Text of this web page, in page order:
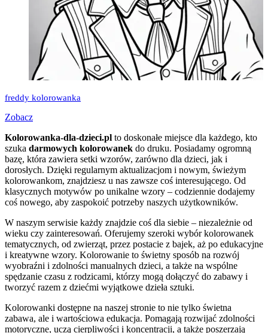
freddy kolorowanka
Zobacz
Kolorowanka-dla-dzieci.pl to doskonałe miejsce dla każdego, kto
szuka darmowych kolorowanek do druku. Posiadamy ogromną
bazę, która zawiera setki wzorów, zarówno dla dzieci, jak i
dorosłych. Dzięki regularnym aktualizacjom i nowym, świeżym
kolorowankom, znajdziesz u nas zawsze coś interesującego. Od
klasycznych motywów po unikalne wzory – codziennie dodajemy
coś nowego, aby zaspokoić potrzeby naszych użytkowników.
W naszym serwisie każdy znajdzie coś dla siebie – niezależnie od
wieku czy zainteresowań. Oferujemy szeroki wybór kolorowanek
tematycznych, od zwierząt, przez postacie z bajek, aż po edukacyjne
i kreatywne wzory. Kolorowanie to świetny sposób na rozwój
wyobraźni i zdolności manualnych dzieci, a także na wspólne
spędzanie czasu z rodzicami, którzy mogą dołączyć do zabawy i
tworzyć razem z dziećmi wyjątkowe dzieła sztuki.
Kolorowanki dostępne na naszej stronie to nie tylko świetna
zabawa, ale i wartościowa edukacja. Pomagają rozwijać zdolności
motoryczne, uczą cierpliwości i koncentracji, a także poszerzają